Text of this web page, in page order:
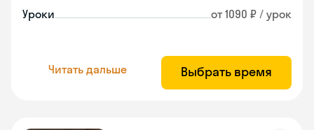
Уроки от 1090 ₽ / урок
Читать дальше Выбрать время